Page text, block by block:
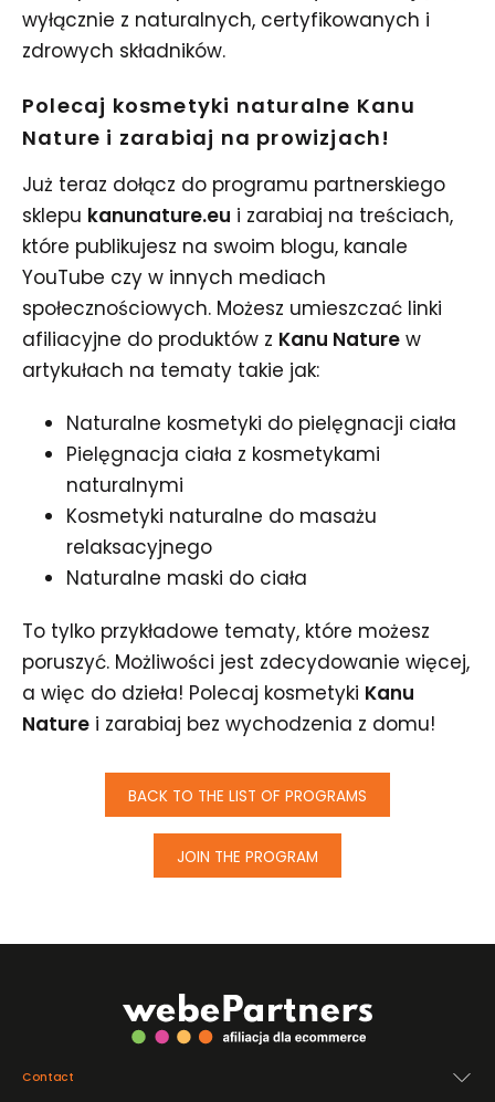
wyłącznie z naturalnych, certyfikowanych i
zdrowych składników.
Polecaj kosmetyki naturalne Kanu
Nature i zarabiaj na prowizjach!
Już teraz dołącz do programu partnerskiego
sklepu kanunature.eu i zarabiaj na treściach,
które publikujesz na swoim blogu, kanale
YouTube czy w innych mediach
społecznościowych. Możesz umieszczać linki
afiliacyjne do produktów z Kanu Nature w
artykułach na tematy takie jak:
Naturalne kosmetyki do pielęgnacji ciała
Pielęgnacja ciała z kosmetykami
naturalnymi
Kosmetyki naturalne do masażu
relaksacyjnego
Naturalne maski do ciała
To tylko przykładowe tematy, które możesz
poruszyć. Możliwości jest zdecydowanie więcej,
a więc do dzieła! Polecaj kosmetyki Kanu
Nature i zarabiaj bez wychodzenia z domu!
BACK TO THE LIST OF PROGRAMS
JOIN THE PROGRAM
Contact